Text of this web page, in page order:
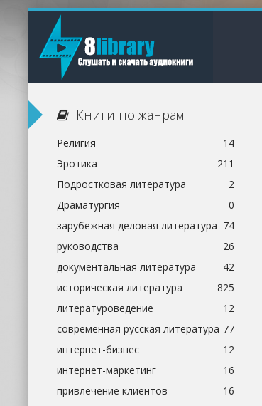
Книги по жанрам
Религия
14
Эротика
211
Подростковая литература
2
Драматургия
0
зарубежная деловая литература 74
руководства
26
документальная литература
42
историческая литература
825
литературоведение
12
современная русская литература 77
интернет-бизнес
12
интернет-маркетинг
16
привлечение клиентов
16